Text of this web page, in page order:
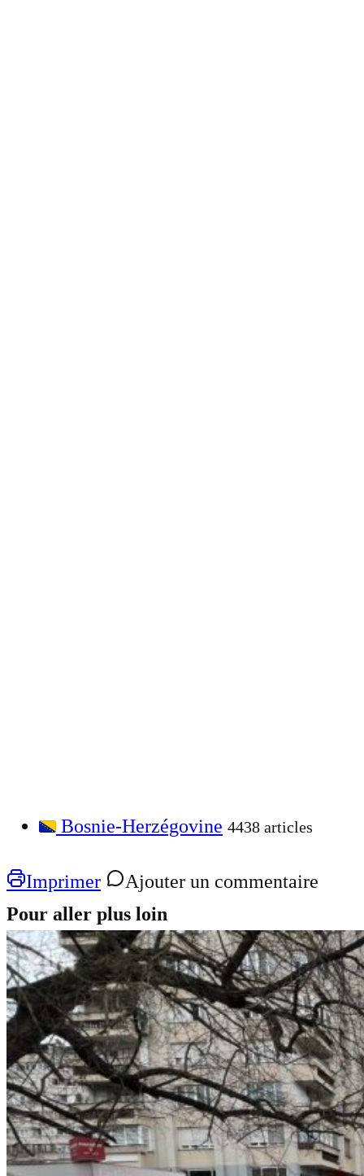
Bosnie-Herzégovine 4438 articles
Imprimer
Ajouter un commentaire
Pour aller plus loin